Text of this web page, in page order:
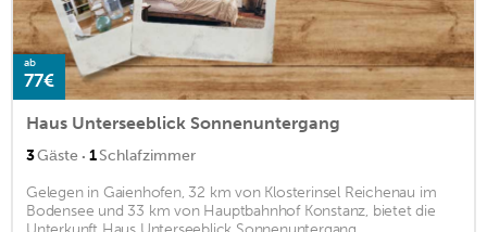
ab
77€
Haus Unterseeblick Sonnenuntergang
3Gäste · 1Schlafzimmer
Gelegen in Gaienhofen, 32 km von Klosterinsel Reichenau im
Bodensee und 33 km von Hauptbahnhof Konstanz, bietet die